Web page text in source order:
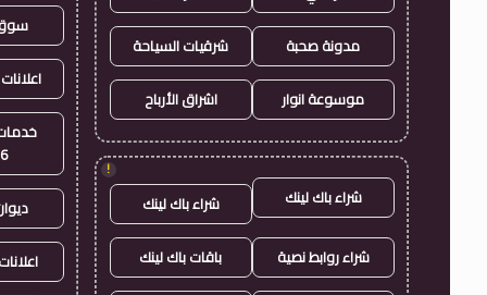
مدونة صحبة شرقيات السياحة
موسوعة انوار اشراق الأرباح
!
شراء باك لينك شراء باك لينك
شراء روابط نصية باقات باك لينك